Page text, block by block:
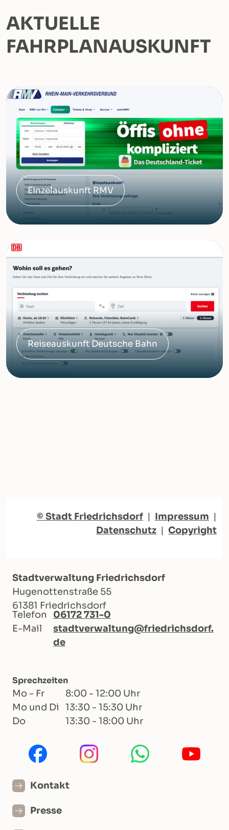
AKTUELLE
FAHRPLANAUSKUNFT
Einzelauskunft RMV
Reiseauskunft Deutsche Bahn
© Stadt Friedrichsdorf | Impressum |
Datenschutz | Copyright
Stadtverwaltung Friedrichsdorf
Hugenottenstraße 55
61381 Friedrichsdorf
Telefon
06172 731-0
E-Mail
stadtverwaltung@friedrichsdorf.
de
Sprechzeiten
Mo - Fr
8:00 - 12:00 Uhr
Mo und Di
13:30 - 15:30 Uhr
Do
13:30 - 18:00 Uhr
Kontakt
Presse